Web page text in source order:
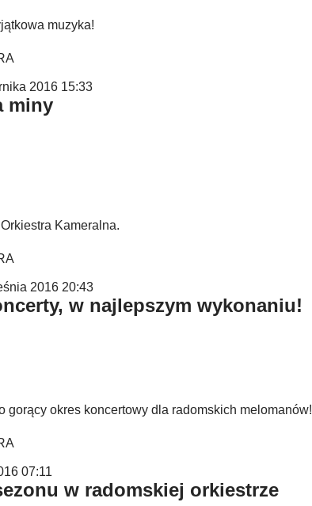
muzyka!
2016 15:33
miny
Kameralna.
2016 20:43
w najlepszym wykonaniu!
gorący okres koncertowy dla radomskich melomanów!
07:11
w radomskiej orkiestrze